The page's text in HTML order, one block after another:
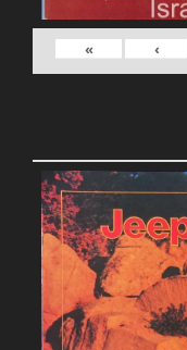
›
»